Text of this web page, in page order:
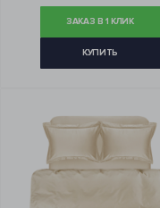
ЗАКАЗ В 1 КЛИК
КУПИТЬ